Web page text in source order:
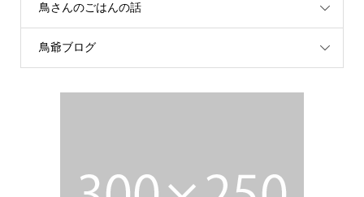
鳥さんのごはんの話
鳥爺ブログ